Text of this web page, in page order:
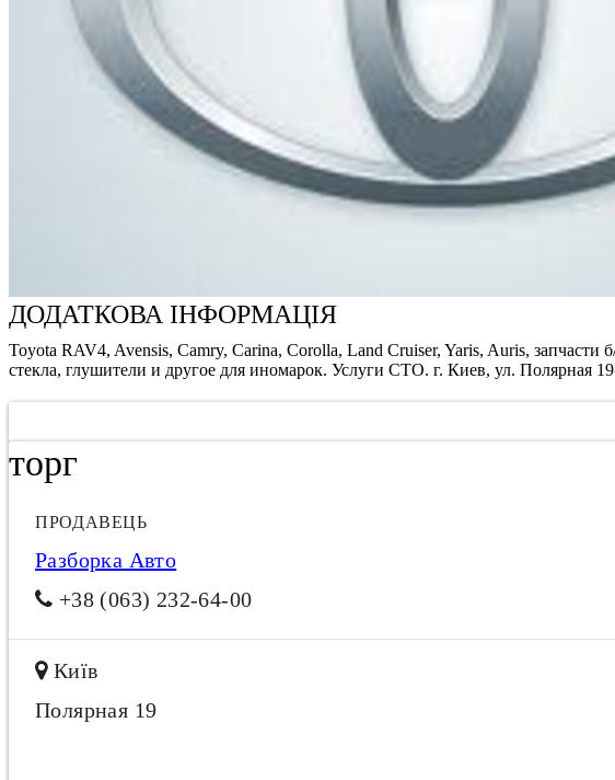
ДОДАТКОВА ІНФОРМАЦІЯ
Toyota RAV4, Avensis, Camry, Carina, Corolla, Land Cruiser, Yaris, Auris,
стекла, глушители и другое для иномарок. Услуги СТО. г. Киев, ул. Полярная
торг
ПРОДАВЕЦЬ
Разборка Авто
+38 (063) 232-64-00
Київ
Полярная 19